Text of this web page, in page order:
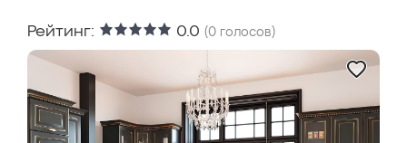
Рейтинг: 0.0 (0 голосов)